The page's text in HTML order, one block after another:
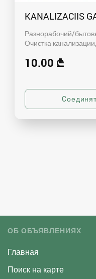
KANALIZACIIS
Разнорабочий/
Очистка канализации
10.00 ₾
ОБ ОБЪЯВЛЕНИЯХ
Главная
Поиск на карте